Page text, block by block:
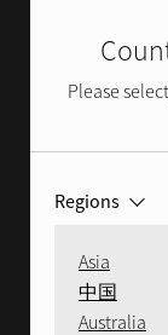
Please
Regions
Asia
中国
Australia